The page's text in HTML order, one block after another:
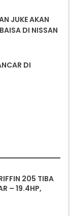
JUKE AKAN
DI NISSAN
DI
205 TIBA
– 19.4HP,